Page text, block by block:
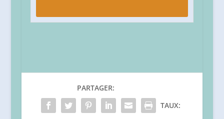
PARTAGER:
TAUX: